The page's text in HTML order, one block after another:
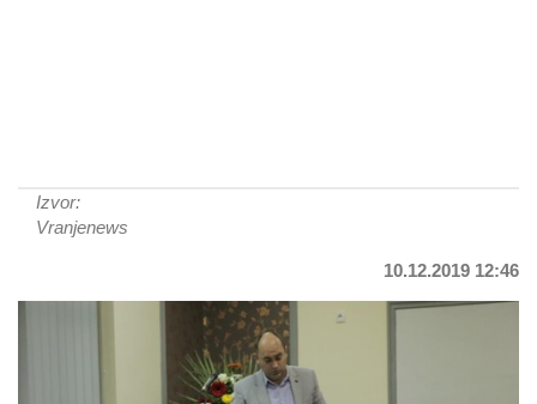
Izvor:
Vranjenews
10.12.2019 12:46